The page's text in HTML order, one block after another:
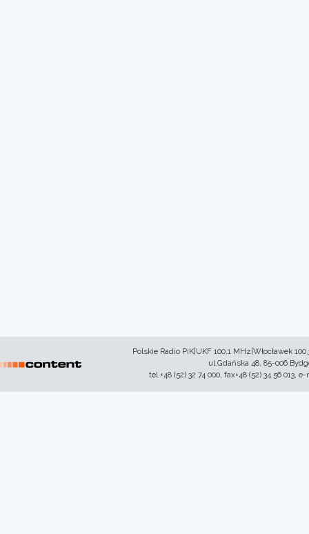
Polskie Radio PiK|UKF 100,1 MHz|Włocławek
ul.Gdańska 48, 85-006
tel.+48 (52) 32 74 000, fax+48 (52) 34 56 013,